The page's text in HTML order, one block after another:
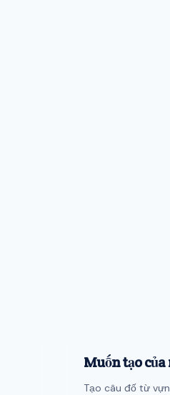
Muốn tạo
Tạo câu đố từ